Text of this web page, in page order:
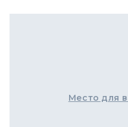
Место для